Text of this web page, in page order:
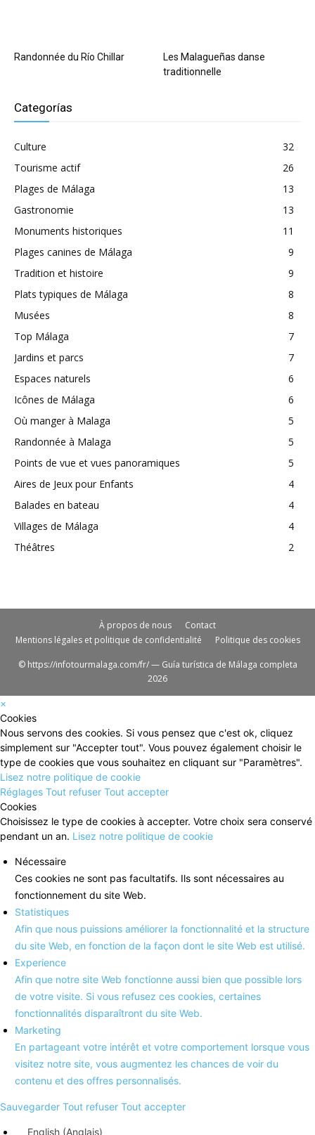
Randonnée du Río Chillar
Les Malagueñas danse
traditionnelle
Categorías
Culture
32
Tourisme actif
26
Plages de Málaga
13
Gastronomie
13
Monuments historiques
11
Plages canines de Málaga
9
Tradition et histoire
9
Plats typiques de Málaga
8
Musées
8
Top Málaga
7
Jardins et parcs
7
Espaces naturels
6
Icônes de Málaga
6
Où manger à Malaga
5
Randonnée à Malaga
5
Points de vue et vues panoramiques
5
Aires de Jeux pour Enfants
4
Balades en bateau
4
Villages de Málaga
4
Théâtres
2
À propos de nous
Contact
Mentions légales et politique de confidentialité
Politique des cookies
© https://infotourmalaga.com/fr/ — Guía turística de Málaga completa
2026
×
Cookies
Nous servons des cookies. Si vous pensez que c'est ok, cliquez
simplement sur "Accepter tout". Vous pouvez également choisir le
type de cookies que vous souhaitez en cliquant sur "Paramètres".
Lisez notre politique de cookie
Réglages Tout refuser Tout accepter
Cookies
Choisissez le type de cookies à accepter. Votre choix sera conservé
pendant un an. Lisez notre politique de cookie
Nécessaire
Ces cookies ne sont pas facultatifs. Ils sont nécessaires au
fonctionnement du site Web.
Statistiques
Afin que nous puissions améliorer la fonctionnalité et la structure
du site Web, en fonction de la façon dont le site Web est utilisé.
Experience
Afin que notre site Web fonctionne aussi bien que possible lors
de votre visite. Si vous refusez ces cookies, certaines
fonctionnalités disparaîtront du site Web.
Marketing
En partageant votre intérêt et votre comportement lorsque vous
visitez notre site, vous augmentez les chances de voir du
contenu et des offres personnalisés.
Sauvegarder Tout refuser Tout accepter
English (Anglais)